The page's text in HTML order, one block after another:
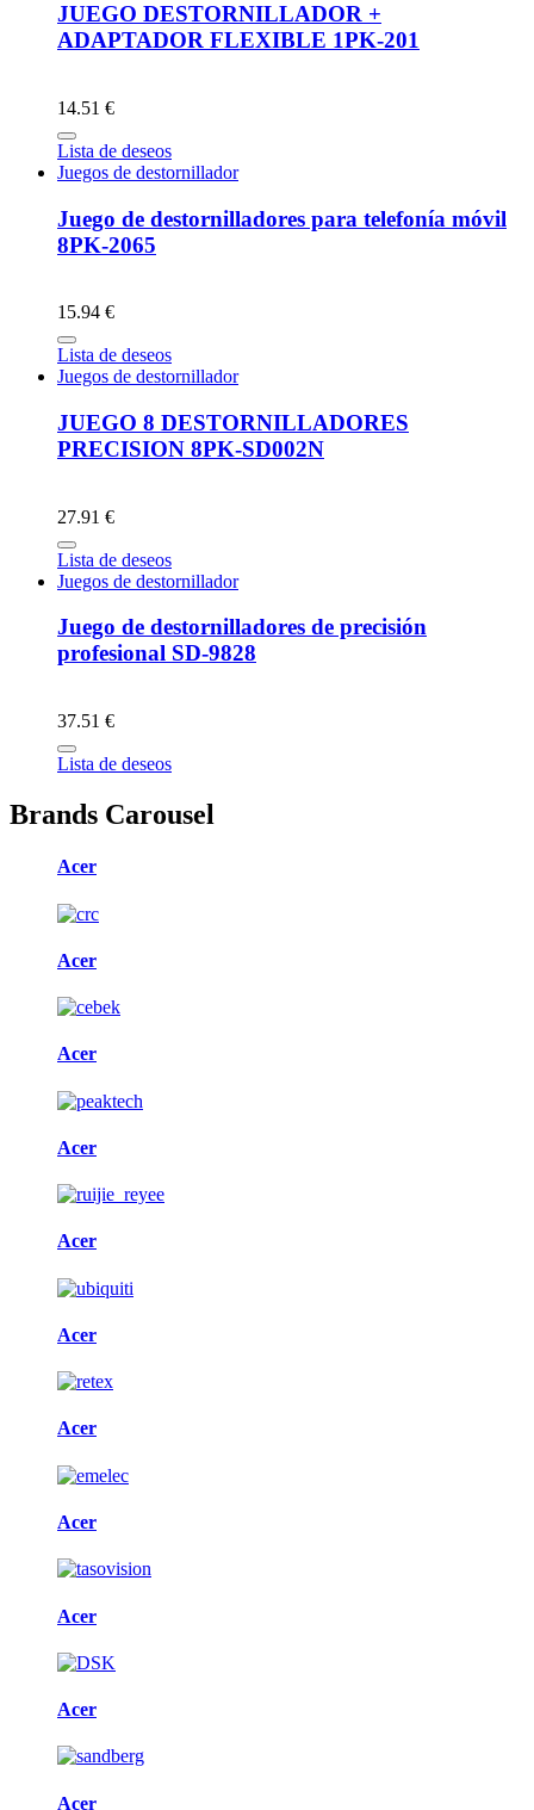
JUEGO DESTORNILLADOR +
ADAPTADOR FLEXIBLE 1PK-201
14.51 €
Lista de deseos
Juegos de destornillador
Juego de destornilladores para telefonía móvil
8PK-2065
15.94 €
Lista de deseos
Juegos de destornillador
JUEGO 8 DESTORNILLADORES
PRECISION 8PK-SD002N
27.91 €
Lista de deseos
Juegos de destornillador
Juego de destornilladores de precisión
profesional SD-9828
37.51 €
Lista de deseos
Brands Carousel
Acer
Acer
Acer
Acer
Acer
Acer
Acer
Acer
Acer
Acer
Acer